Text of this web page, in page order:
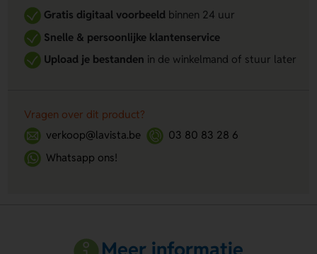
Gratis digitaal voorbeeldbinnen 24 uur
Snelle & persoonlijke klantenservice
Upload je bestanden in de winkelmand of stuur later
Vragen over dit product?
verkoop@lavista.be
03 80 83 28 6
Whatsapp ons!